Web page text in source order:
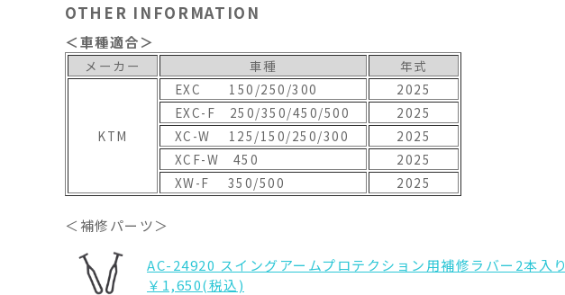
OTHER INFORMATION
＜車種適合＞
メーカー 車種 年式
KTM
EXC 150/250/300
2025
EXC-F 250/350/450/500
2025
XC-W 125/150/250/300
2025
XCF-W 450
2025
XW-F 350/500
2025
＜補修パーツ＞
AC-24920 スイングアームプロテクション用補修ラバー2本入り
￥1,650(税込)